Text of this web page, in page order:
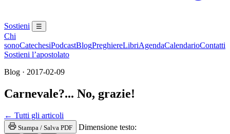
Sostieni ☰
Chi
sonoCatechesiPodcastBlogPreghiereLibriAgendaCalendarioContatti
Sostieni l’apostolato
Blog · 2017-02-09
Carnevale?... No, grazie!
← Tutti gli articoli
Stampa / Salva PDF Dimensione testo: